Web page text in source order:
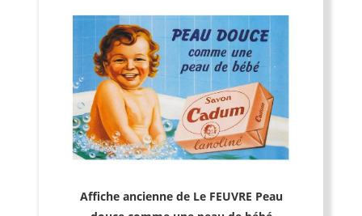
Affiche ancienne de Le FEUVRE Peau